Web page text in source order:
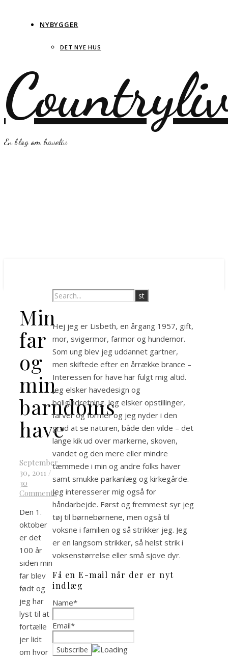
NYBYGGER
DET NYE HUS
En blog om haveliv
Min
far
og
min
barndoms
have
September
30, 2011 /
30
Comments
Den 1.
oktober
er det
100 år
siden min
far blev
født og
jeg har
lyst til at
fortælle
jer lidt
om hvor
Hej jeg er Lisbeth, en årgang 1957, gift,
mor, svigermor, farmor og hundemor.
Som ung blev jeg uddannet gartner,
men skiftede efter en årrække brance –
Interessen for have har fulgt mig altid.
Jeg elsker havedesign og
boligindretning. Jeg elsker opstillinger,
farver og former og jeg nyder i den
grad at se naturen, både den vilde – det
lange kik ud over markerne, skoven,
vandet og den mere eller mindre
tæmmede i min og andre folks haver
samt smukke parkanlæg og kirkegårde.
Jeg interesserer mig også for
håndarbejde. Først og fremmest syr jeg
tøj til børnebørnene, men også til
voksne i familien og så strikker jeg. Jeg
er en langsom strikker, så helst strik i
voksenstørrelse eller små sjove dyr.
Få en E-mail når der er nyt
indlæg
Name*
Email*